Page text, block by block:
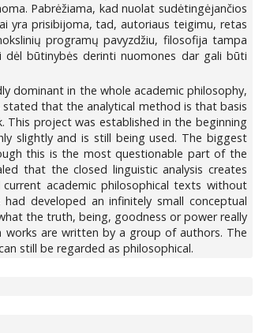
Pabrėžiama, kad nuolat sudėtingėjančios
yra prisibijoma, tad, autoriaus teigimu, retas
programų pavyzdžiu, filosofija tampa
dėl būtinybės derinti nuomones dar gali būti
dominant in the whole academic philosophy,
that the analytical method is that basis
This project was established in the beginning
slightly and is still being used. The biggest
this is the most questionable part of the
that the closed linguistic analysis creates
academic philosophical texts without
developed an infinitely small conceptual
the truth, being, goodness or power really
works are written by a group of authors. The
still be regarded as philosophical.